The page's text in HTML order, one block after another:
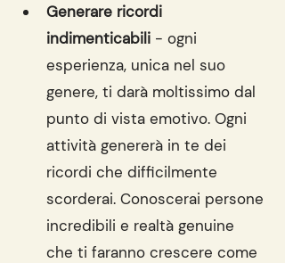
Generare ricordi
indimenticabili - ogni
esperienza, unica nel suo
genere, ti darà moltissimo dal
punto di vista emotivo. Ogni
attività genererà in te dei
ricordi che difficilmente
scorderai. Conoscerai persone
incredibili e realtà genuine
che ti faranno crescere come